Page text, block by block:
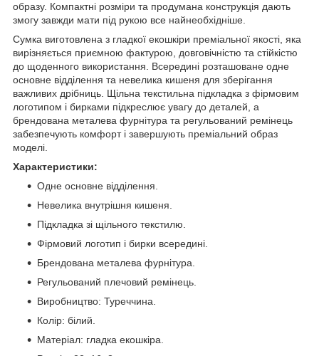
образу. Компактні розміри та продумана конструкція дають
змогу завжди мати під рукою все найнеобхідніше.
Сумка виготовлена з гладкої екошкіри преміальної якості, яка
вирізняється приємною фактурою, довговічністю та стійкістю
до щоденного використання. Всередині розташоване одне
основне відділення та невелика кишеня для зберігання
важливих дрібниць. Щільна текстильна підкладка з фірмовим
логотипом і бирками підкреслює увагу до деталей, а
брендована металева фурнітура та регульований ремінець
забезпечують комфорт і завершують преміальний образ
моделі.
Характеристики:
Одне основне відділення.
Невелика внутрішня кишеня.
Підкладка зі щільного текстилю.
Фірмовий логотип і бирки всередині.
Брендована металева фурнітура.
Регульований плечовий ремінець.
Виробництво: Туреччина.
Колір: білий.
Матеріал: гладка екошкіра.